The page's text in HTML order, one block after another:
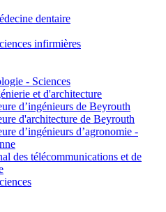
dentaire
infirmières
- Sciences
et d'architecture
d’ingénieurs de Beyrouth
d'architecture de Beyrouth
d’ingénieurs d’agronomie -
des télécommunications et de